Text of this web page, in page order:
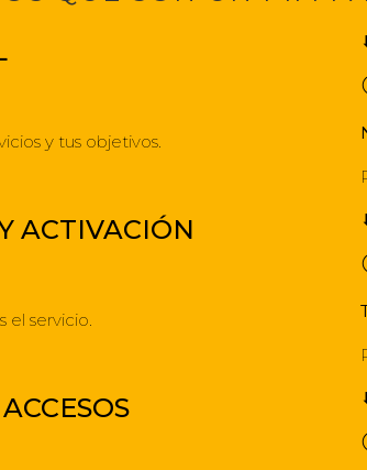
y tus objetivos.
ACTIVACIÓN
el servicio.